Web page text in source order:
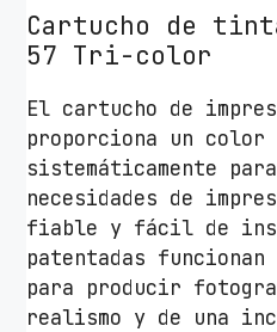
Cartucho de
57 Tri-color
El cartucho de
proporciona un
sistemáticamente
necesidades de
fiable y fácil de
patentadas
para producir
realismo y de una